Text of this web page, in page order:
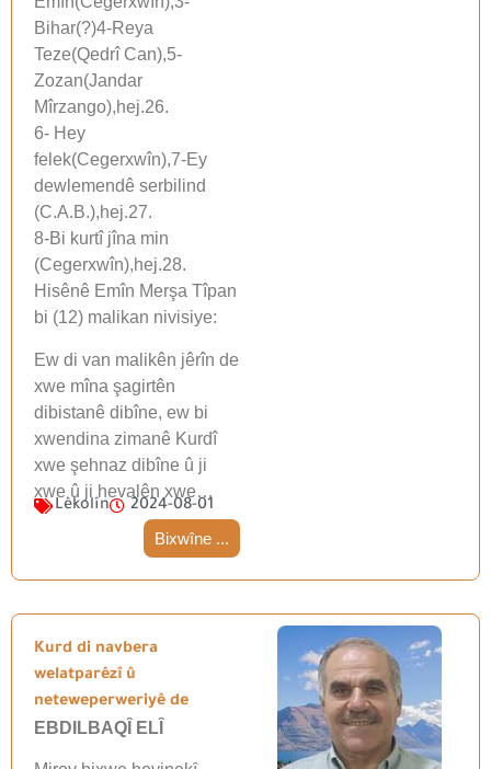
Bihar(?)4-Reya
Teze(Qedrî Can),5-
Zozan(Jandar
Mîrzango),hej.26.
6- Hey
felek(Cegerxwîn),7-Ey
dewlemendê serbilind
(C.A.B.),hej.27.
8-Bi kurtî jîna min
(Cegerxwîn),hej.28.
Hisênê Emîn Merşa Tîpan
bi (12) malikan nivisiye:
Ew di van malikên jêrîn de
xwe mîna şagirtên
dibistanê dibîne, ew bi
xwendina zimanê Kurdî
xwe şehnaz dibîne û ji
xwe û ji hevalên xwe…
Lêkolîn 2024-08-01
Bixwîne ...
Kurd di navbera
welatparêzî û
neteweperweriyê de
EBDILBAQȊ ELȊ